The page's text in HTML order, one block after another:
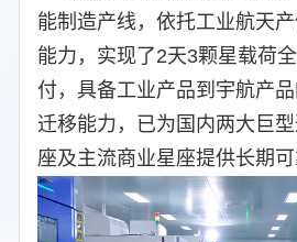
能制造产线，依托工业航天
能力，实现了2天3颗星载荷
付，具备工业产品到宇航产
迁移能力，已为国内两大巨
座及主流商业星座提供长期可